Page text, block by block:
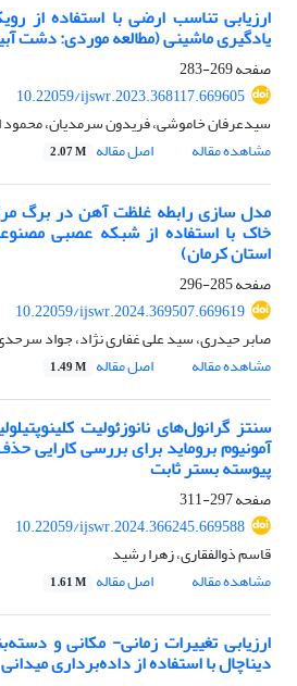
ارزیابی تناسب ارضی با استفاده از
یادگیری ماشینی (مطالعه موردی: دشت
صفحه269-283
10.22059/ijswr.2023.368117.669605
سیدعرفان خاموشی، فریدون سرمدیان، محمود
مشاهده مقاله
اصل مقاله 2.07 M
مدل سازی رابطه غلظت آهن در برگ
خاک با استفاده از شبکه عصبی
استان کرمان)
صفحه285-296
10.22059/ijswr.2024.369507.669619
صابر حیدری، سید علی غفاری نژاد، جواد
مشاهده مقاله
اصل مقاله 1.49 M
سنتز گرانول‌های نانوزئولیت
آمونیوم بروماید برای بررسی کارایی
پیوسته بستر ثابت
صفحه297-311
10.22059/ijswr.2024.366245.669588
قاسم ذوالفقاری، زهرا رشید
مشاهده مقاله
اصل مقاله 1.61 M
ارزیابی تغییرات زمانی- مکانی و
دیناچال با استفاده از داده‌برداری میدانی